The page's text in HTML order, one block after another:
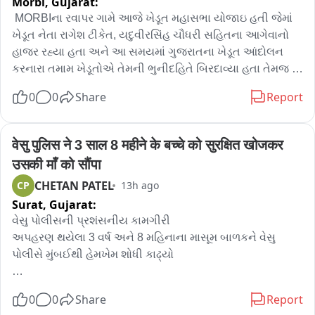
વિનોદ કિનારીવાલાની પુણ્યતિથિ નિમિત્તે અપાઈ શ્રદ્ધાંજલિ
દર વર્ષે નગર પ્રાથમિક શિક્ષણ સમિતિ અમદાવાદ દ્વારા ટાઉન હોલ
થી ગુજરા કોલેજ શહીદ વીર વિનોદ કિનારીવાલાની પ્રતિમા સુધી
રેલી કાઢી શ્રદ્ધાંજલિ આપવામાં આવી
સભ્યો અને બાળકો જોડાયા
MORBIના રવાપર ગામે આજે ખેડૂત મહાસભા યોજાઇ હતી જેમાં
ખેડૂત નેતા રાગેશ ટીકેત, યદુવીરસિંહ ચૌધરી સહિતના આગેવાનો
હાજર રહ્યા હતા અને આ સમયમાં ગુજરાતના ખેડૂત આંદોલન
કરનારા તમામ ખેડૂતોએ તેમની ભુનીદહિતે બિરદાવ્યા હતા તેમજ
કરવાની લાગણી વ્યક્ત થઈ હતી. કેસર આંદોલન માટે ગુજરાતની
આંદોલન કરે છે અને તેની સામે પોલીસની આંદોલન થાય તો તેનું
પડકાર પંજાબ અને હરિયાણામાં પડશે અને 天天中彩票充值ા
ના ખેડૂતોએ તેનો回应 માન્ય કરી શકો છો. મોરબી સહિત
ગુજરાતમાં privata વીજ કંપનીઓના.threshold લખાણને કારણે
પૈસા માટે થાંધલા ઊભા કરી રહ્યાં છે અને વીજ વાયરો પસાર
કરવાની કામગીરી હેઠળ ખેડૂતોએ પૂરતો વળતરની માંગણી કરી
હતી.  રાતે યોજાયેલા સંબોધન દરમિયાન આગેવાનો સહિતના
નેતાઓએ આંદોલનને ટેકો જાહેર કર્યો હતો. વાર્તામાં યદુવીરસિંહ
ચૌધરીએ સરકારના હિતદર્વારા ખેડૂતની આવક બમણી કરવાની
હોવાનું જણાવ્યું હતું. આંદોલન હવે સમગ્ર દેશમાં કેન્દ્રિત
0 0 Share Report
वेसु पुलिस ने 3 साल 8 महीने के बच्चे को सुरक्षित खोजकर
उसकी माँ को सौंपा
CP CHETAN PATEL 13h ago
Surat, Gujarat:
વેસુ પોલીસની પ્રશંસનીય કામગીરી
અપહરણ થયેલા 3 વર્ષ અને 8 મહિનાના માસૂમ બાળકને વેસુ
પોલીસે મુંબઈથી હેમખેમ શોધી કાઢ્યો
માસૂમ બાળકને વેસુ પોલીસે મુંબઈથી હેમખેમ શોધી બહાર શોધી
0 0 Share Report